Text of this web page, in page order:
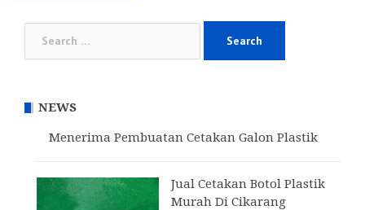
NEWS
Menerima Pembuatan Cetakan Galon Plastik
Jual Cetakan Botol Plastik
Murah Di Cikarang